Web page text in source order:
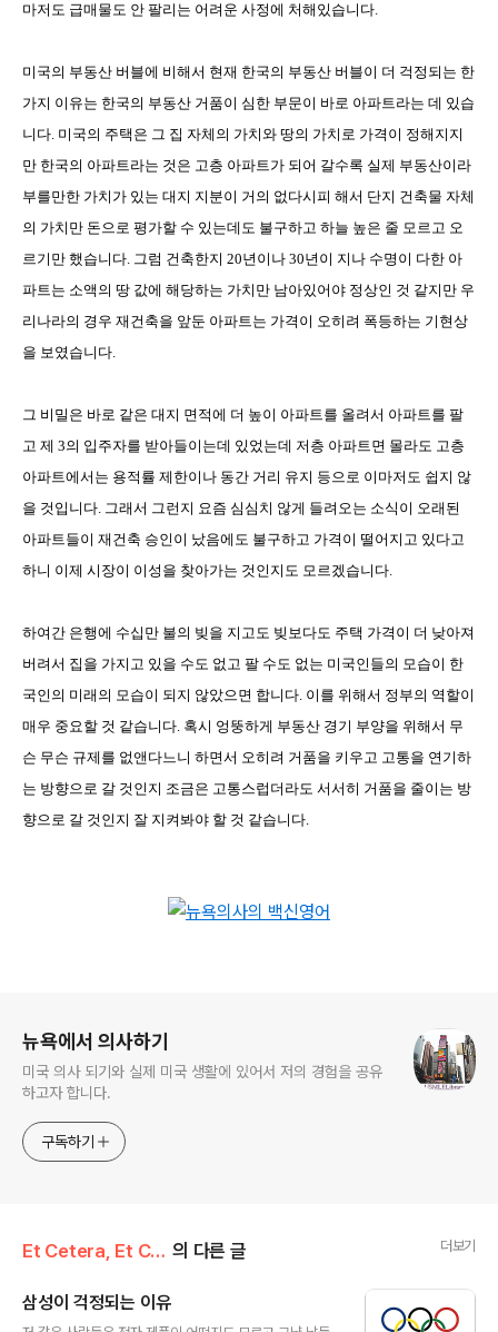
마저도 급매물도 안 팔리는 어려운 사정에 처해있습니다.
미국의 부동산 버블에 비해서 현재 한국의 부동산 버블이 더 걱정되는 한
가지 이유는 한국의 부동산 거품이 심한 부문이 바로 아파트라는 데 있습
니다. 미국의 주택은 그 집 자체의 가치와 땅의 가치로 가격이 정해지지
만 한국의 아파트라는 것은 고층 아파트가 되어 갈수록 실제 부동산이라
부를만한 가치가 있는 대지 지분이 거의 없다시피 해서 단지 건축물 자체
의 가치만 돈으로 평가할 수 있는데도 불구하고 하늘 높은 줄 모르고 오
르기만 했습니다. 그럼 건축한지 20년이나 30년이 지나 수명이 다한 아
파트는 소액의 땅 값에 해당하는 가치만 남아있어야 정상인 것 같지만 우
리나라의 경우 재건축을 앞둔 아파트는 가격이 오히려 폭등하는 기현상
을 보였습니다.
그 비밀은 바로 같은 대지 면적에 더 높이 아파트를 올려서 아파트를 팔
고 제 3의 입주자를 받아들이는데 있었는데 저층 아파트면 몰라도 고층
아파트에서는 용적률 제한이나 동간 거리 유지 등으로 이마저도 쉽지 않
을 것입니다. 그래서 그런지 요즘 심심치 않게 들려오는 소식이 오래된
아파트들이 재건축 승인이 났음에도 불구하고 가격이 떨어지고 있다고
하니 이제 시장이 이성을 찾아가는 것인지도 모르겠습니다.
하여간 은행에 수십만 불의 빚을 지고도 빚보다도 주택 가격이 더 낮아져
버려서 집을 가지고 있을 수도 없고 팔 수도 없는 미국인들의 모습이 한
국인의 미래의 모습이 되지 않았으면 합니다. 이를 위해서 정부의 역할이
매우 중요할 것 같습니다. 혹시 엉뚱하게 부동산 경기 부양을 위해서 무
슨 무슨 규제를 없앤다느니 하면서 오히려 거품을 키우고 고통을 연기하
는 방향으로 갈 것인지 조금은 고통스럽더라도 서서히 거품을 줄이는 방
향으로 갈 것인지 잘 지켜봐야 할 것 같습니다.
뉴욕에서 의사하기
미국 의사 되기와 실제 미국 생활에 있어서 저의 경험을 공유
하고자 합니다.
구독하기
Et Cetera, Et Cetera, Et Cetera 의 다른 글 더보기
삼성이 걱정되는 이유